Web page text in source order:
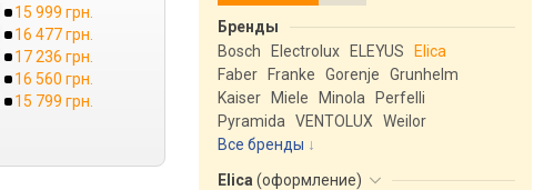
15 999 грн.
16 477 грн.
17 236 грн.
16 560 грн.
15 799 грн.
Бренды
Bosch
Electrolux ELEYUS
Elica
Faber
Franke Gorenje
Grunhelm
Kaiser
Miele Minola
Perfelli
Pyramida
VENTOLUX
Weilor
Все бренды
Elica (оформление)